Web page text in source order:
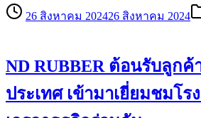
26 สิงหาคม 202426 สิงหาคม 2024
ND RUBBER ต้อนรับลูกค้
ประเทศ เข้ามาเยี่ยมชมโร